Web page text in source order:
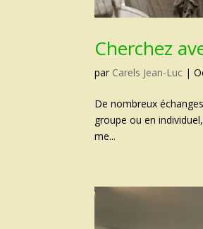
Cherchez
par Carels Jean-Luc |
De nombreux
groupe ou en
me...